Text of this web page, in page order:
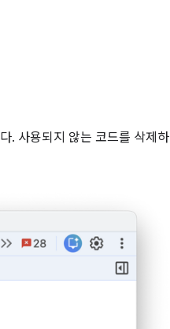
. 사용되지 않는 코드를 삭제하